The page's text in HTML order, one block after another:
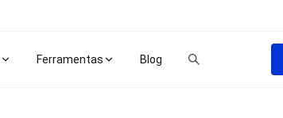
Ferramentas Blog